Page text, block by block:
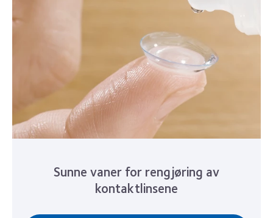
Sunne vaner for rengjøring av
kontaktlinsene